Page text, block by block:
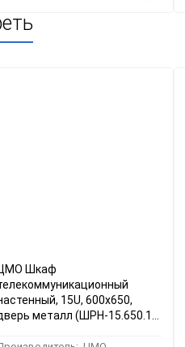
Шкаф
15U, 600x650,
металл (ШРН-15.650.1)